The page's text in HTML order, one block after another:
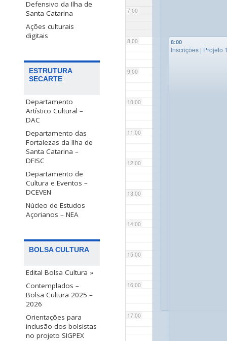
Defensivo da Ilha de
Santa Catarina
Ações culturais
digitais
ESTRUTURA
SECARTE
Departamento
Artístico Cultural –
DAC
Departamento das
Fortalezas da Ilha de
Santa Catarina –
DFISC
Departamento de
Cultura e Eventos –
DCEVEN
Núcleo de Estudos
Açorianos – NEA
BOLSA CULTURA
Edital Bolsa Cultura »
Contemplados –
Bolsa Cultura 2025 –
2026
Orientações para
inclusão dos bolsistas
no projeto SIGPEX
7:00
8:00
9:00
10:00
11:00
12:00
13:00
14:00
15:00
16:00
17:00
8:00
Inscrições | Projeto